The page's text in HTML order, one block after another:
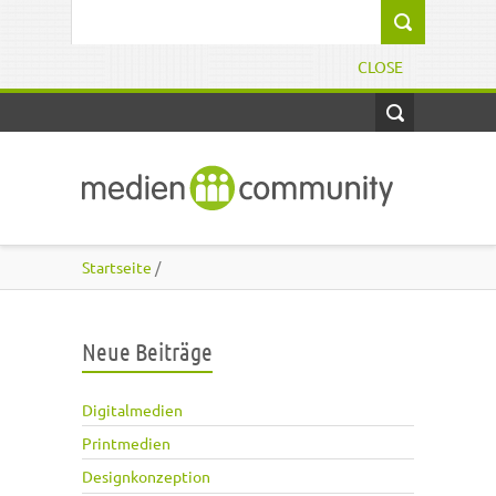
CLOSE
Startseite /
Neue Beiträge
Digitalmedien
Printmedien
Designkonzeption